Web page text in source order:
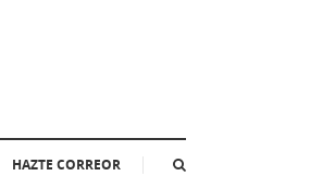
HAZTE CORREOR